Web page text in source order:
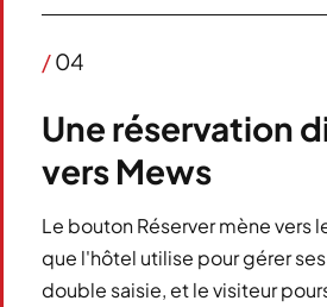
/04
Une réservation
vers Mews
Le bouton Réserver mène vers
que l'hôtel utilise pour gérer
double saisie, et le visiteur